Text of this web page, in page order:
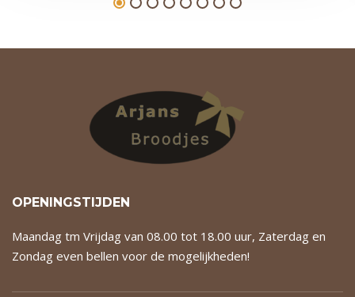
OPENINGSTIJDEN
Maandag tm Vrijdag van 08.00 tot 18.00 uur, Zaterdag en
Zondag even bellen voor de mogelijkheden!